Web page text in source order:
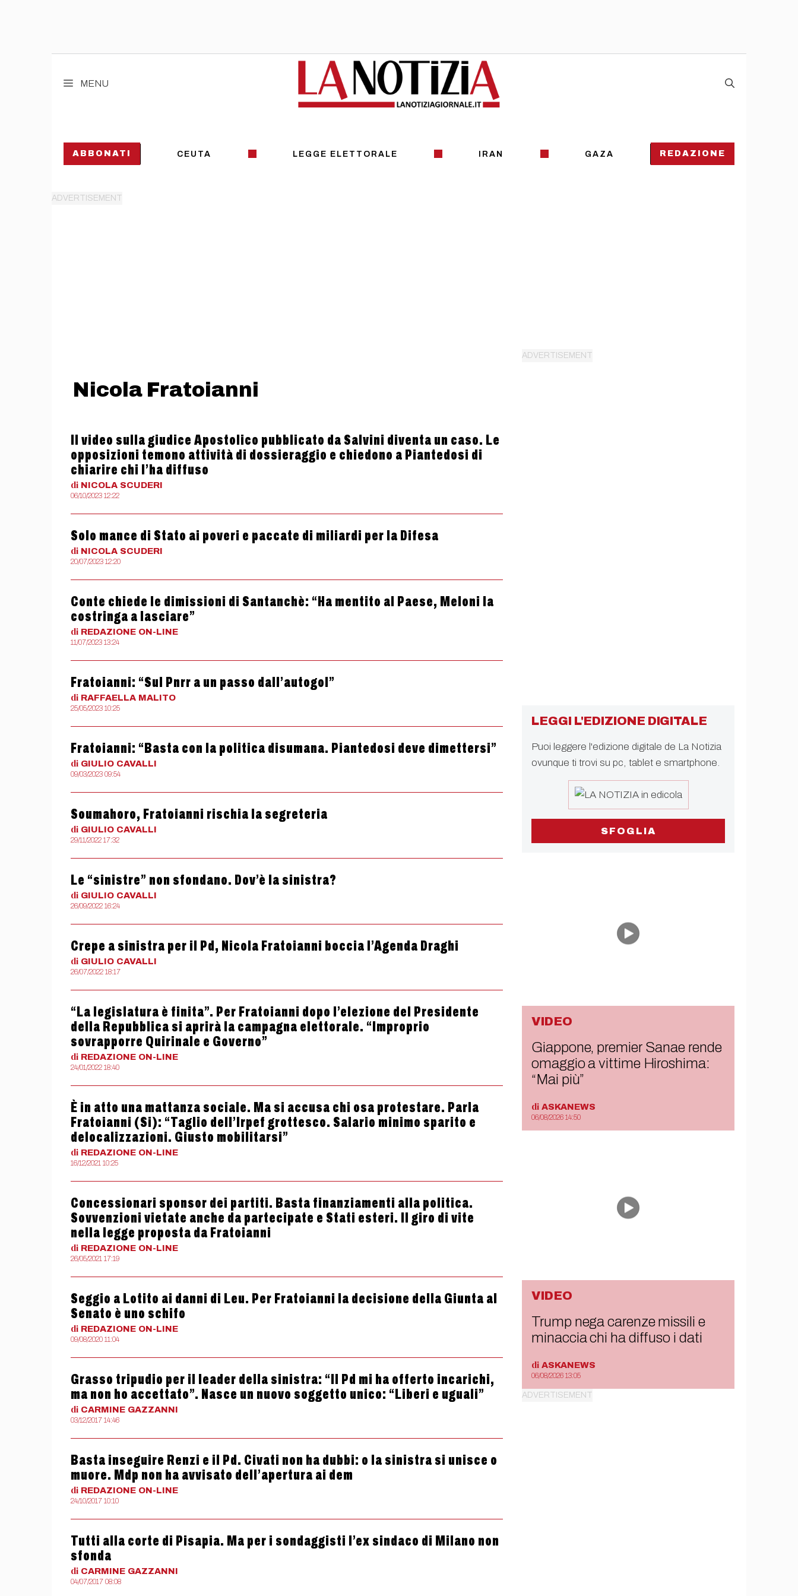
MENU
ABBONATI CEUTA LEGGE ELETTORALE IRAN GAZA REDAZIONE
Nicola Fratoianni
Il video sulla giudice Apostolico pubblicato da Salvini diventa un caso. Le
opposizioni temono attività di dossieraggio e chiedono a Piantedosi di
chiarire chi l’ha diffuso
di NICOLA SCUDERI
06/10/2023 12:22
Solo mance di Stato ai poveri e paccate di miliardi per la Difesa
di NICOLA SCUDERI
20/07/2023 12:20
Conte chiede le dimissioni di Santanchè: “Ha mentito al Paese, Meloni la
costringa a lasciare”
di REDAZIONE ON-LINE
11/07/2023 13:24
Fratoianni: “Sul Pnrr a un passo dall’autogol”
di RAFFAELLA MALITO
25/05/2023 10:25
Fratoianni: “Basta con la politica disumana. Piantedosi deve dimettersi”
di GIULIO CAVALLI
09/03/2023 09:54
Soumahoro, Fratoianni rischia la segreteria
di GIULIO CAVALLI
29/11/2022 17:32
Le “sinistre” non sfondano. Dov’è la sinistra?
di GIULIO CAVALLI
26/09/2022 16:24
Crepe a sinistra per il Pd, Nicola Fratoianni boccia l’Agenda Draghi
di GIULIO CAVALLI
26/07/2022 18:17
“La legislatura è finita”. Per Fratoianni dopo l’elezione del Presidente
della Repubblica si aprirà la campagna elettorale. “Improprio
sovrapporre Quirinale e Governo”
di REDAZIONE ON-LINE
24/01/2022 18:40
È in atto una mattanza sociale. Ma si accusa chi osa protestare. Parla
Fratoianni (Si): “Taglio dell’Irpef grottesco. Salario minimo sparito e
delocalizzazioni. Giusto mobilitarsi”
di REDAZIONE ON-LINE
16/12/2021 10:25
Concessionari sponsor dei partiti. Basta finanziamenti alla politica.
Sovvenzioni vietate anche da partecipate e Stati esteri. Il giro di vite
nella legge proposta da Fratoianni
di REDAZIONE ON-LINE
26/05/2021 17:19
Seggio a Lotito ai danni di Leu. Per Fratoianni la decisione della Giunta al
Senato è uno schifo
di REDAZIONE ON-LINE
09/08/2020 11:04
Grasso tripudio per il leader della sinistra: “Il Pd mi ha offerto incarichi,
ma non ho accettato”. Nasce un nuovo soggetto unico: “Liberi e uguali”
di CARMINE GAZZANNI
03/12/2017 14:46
Basta inseguire Renzi e il Pd. Civati non ha dubbi: o la sinistra si unisce o
muore. Mdp non ha avvisato dell’apertura ai dem
di REDAZIONE ON-LINE
24/10/2017 10:10
Tutti alla corte di Pisapia. Ma per i sondaggisti l’ex sindaco di Milano non
sfonda
di CARMINE GAZZANNI
04/07/2017 08:08
LEGGI L'EDIZIONE DIGITALE
Puoi leggere l'edizione digitale de La Notizia
ovunque ti trovi su pc, tablet e smartphone.
SFOGLIA
VIDEO
Giappone, premier Sanae rende
omaggio a vittime Hiroshima:
“Mai più”
di ASKANEWS
06/08/2026 14:50
VIDEO
Trump nega carenze missili e
minaccia chi ha diffuso i dati
di ASKANEWS
06/08/2026 13:05